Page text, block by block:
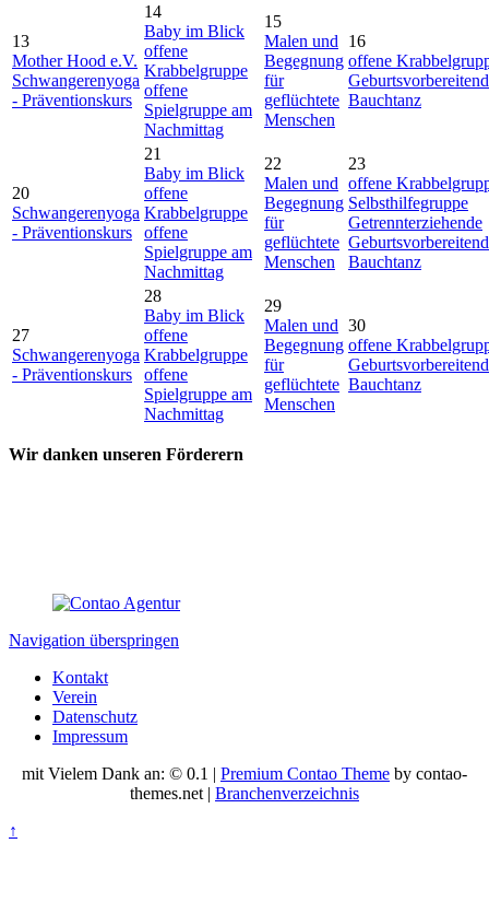
13
Mother Hood e.V.
Schwangerenyoga
- Präventionskurs
14
Baby im Blick
offene
Krabbelgruppe
offene
Spielgruppe am
Nachmittag
15
Malen und
Begegnung
für
geflüchtete
Menschen
16
offene
Bauchtanz
20
Schwangerenyoga
- Präventionskurs
21
Baby im Blick
offene
Krabbelgruppe
offene
Spielgruppe am
Nachmittag
22
Malen und
Begegnung
für
geflüchtete
Menschen
23
offene
Selbsthilfegruppe
Getrennterziehende
Bauchtanz
27
Schwangerenyoga
- Präventionskurs
28
Baby im Blick
offene
Krabbelgruppe
offene
Spielgruppe am
Nachmittag
29
Malen und
Begegnung
für
geflüchtete
Menschen
30
offene
Bauchtanz
Wir danken unseren Förderern
Navigation überspringen
Kontakt
Verein
Datenschutz
Impressum
mit Vielem Dank an: © 0.1 | Premium Contao Theme by contao-
themes.net | Branchenverzeichnis
↑